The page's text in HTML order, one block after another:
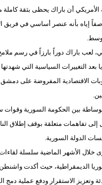
الأمريكي أن باراك يحظى بثقة
إياه بأنه عنصر أساسي في فريق
لعب باراك دوراً بارزاً في رسم
بعد التغييرات السياسية التي
الاقتصادية المفروضة على
بين الحكومة السورية وقوات
تفاهمات متعلقة بوقف إطلاق
الدولة السورية.
خلال الأشهر الماضية سلسلة
الديمقراطية، حيث أكدت
وتعزيز الاستقرار ودفع عملية